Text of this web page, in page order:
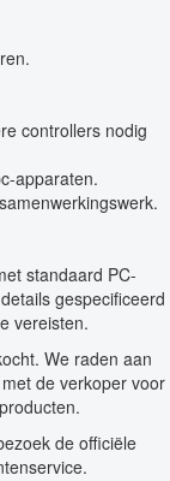
controllers nodig
apparaten.
standaard PC-
gespecificeerd
vereisten.
We raden aan
de verkoper voor
de officiële